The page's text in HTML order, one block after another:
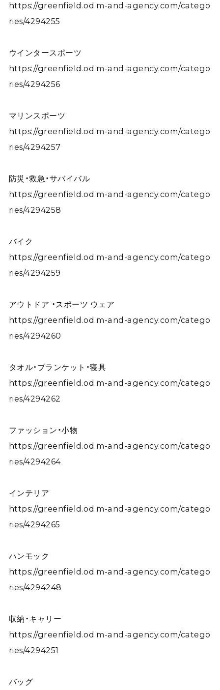
https://greenfield.od.m-and-agency.com/catego
ries/4294255
ウインタースポーツ
https://greenfield.od.m-and-agency.com/catego
ries/4294256
マリンスポーツ
https://greenfield.od.m-and-agency.com/catego
ries/4294257
防災・救急・サバイバル
https://greenfield.od.m-and-agency.com/catego
ries/4294258
バイク
https://greenfield.od.m-and-agency.com/catego
ries/4294259
アウトドア ・スポーツ ウェア
https://greenfield.od.m-and-agency.com/catego
ries/4294260
タオル・ブランケット・寝具
https://greenfield.od.m-and-agency.com/catego
ries/4294262
ファッション・小物
https://greenfield.od.m-and-agency.com/catego
ries/4294264
インテリア
https://greenfield.od.m-and-agency.com/catego
ries/4294265
ハンモック
https://greenfield.od.m-and-agency.com/catego
ries/4294248
収納・キャリー
https://greenfield.od.m-and-agency.com/catego
ries/4294251
バッグ